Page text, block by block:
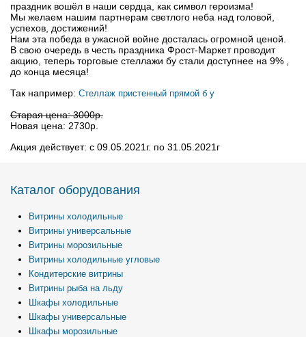
праздник вошёл в наши сердца, как символ героизма!
Мы желаем нашим партнерам светлого неба над головой,
успехов, достижений!
Нам эта победа в ужасной войне досталась огромной ценой.
В свою очередь в честь праздника Фрост-Маркет проводит
акцию, теперь торговые стеллажи бу стали доступнее на 9% ,
до конца месяца!
Так например: Стеллаж пристенный прямой б у
Старая цена: 3000р.
Новая цена: 2730р.
Акция действует: с 09.05.2021г. по 31.05.2021г
Каталог оборудования
Витрины холодильные
Витрины универсальные
Витрины морозильные
Витрины холодильные угловые
Кондитерские витрины
Витрины рыба на льду
Шкафы холодильные
Шкафы универсальные
Шкафы морозильные